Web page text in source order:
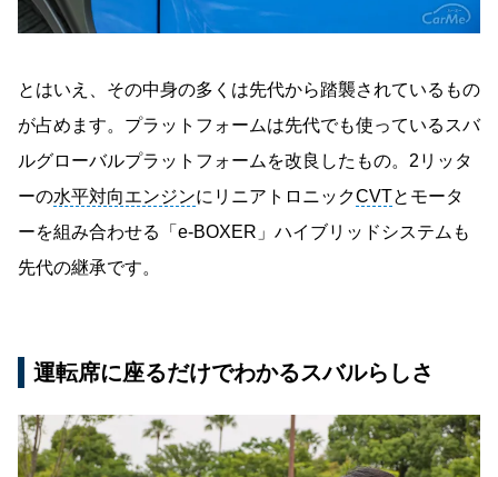
とはいえ、その中身の多くは先代から踏襲されているもの
が占めます。プラットフォームは先代でも使っているスバ
ルグローバルプラットフォームを改良したもの。2リッタ
ーの水平対向エンジンにリニアトロニックCVTとモータ
ーを組み合わせる「e-BOXER」ハイブリッドシステムも
先代の継承です。
運転席に座るだけでわかるスバルらしさ